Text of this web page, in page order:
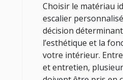
Choisir le matériau
escalier
décision
l’esthétique et la
votre intérieur.
et entretien,